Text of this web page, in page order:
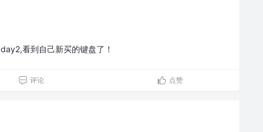
day2,看到自己新买的键盘了！
评论 点赞